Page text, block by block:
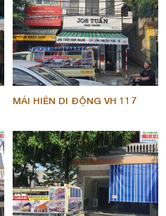
MÁI HIÊN DI ĐỘNG VH 117